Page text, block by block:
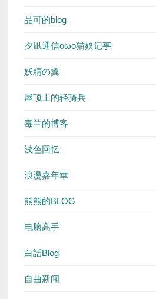
品可的blog
夕凪通信oωo猫奴记事
妖精の翼
屋顶上的轻骑兵
毒兰的博客
浅色回忆
浪漫嘉年華
熊熊的BLOG
电脑高手
白話Blog
自曲新闻